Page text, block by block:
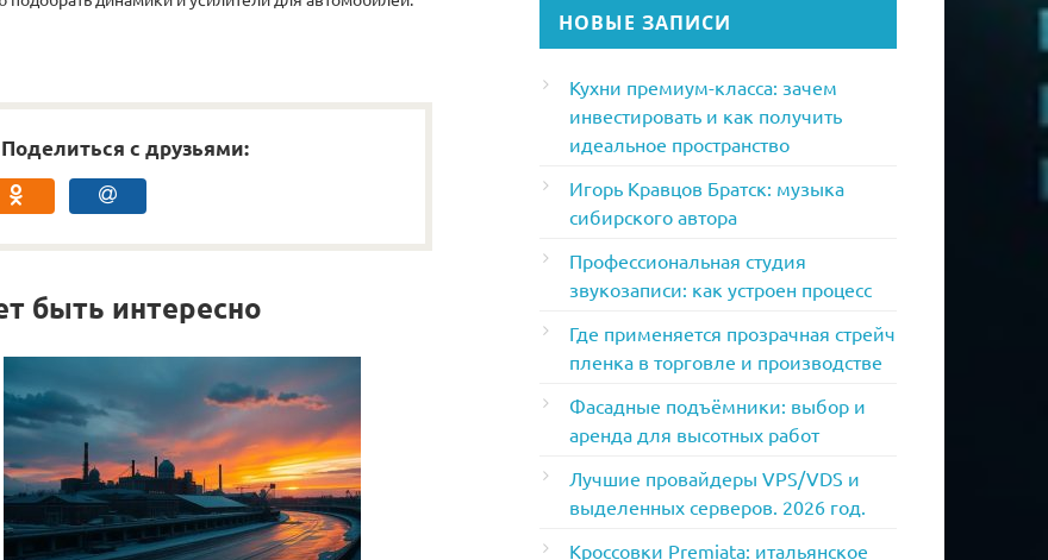
с друзьями:
быть интересно
НОВЫЕ ЗАПИСИ
Кухни премиум-класса: зачем
инвестировать и как получить
идеальное пространство
Игорь Кравцов Братск: музыка
сибирского автора
Профессиональная студия
звукозаписи: как устроен процесс
Где применяется прозрачная стрейч
пленка в торговле и производстве
Фасадные подъёмники: выбор и
аренда для высотных работ
Лучшие провайдеры VPS/VDS и
выделенных серверов. 2026 год.
Кроссовки Premiata: итальянское